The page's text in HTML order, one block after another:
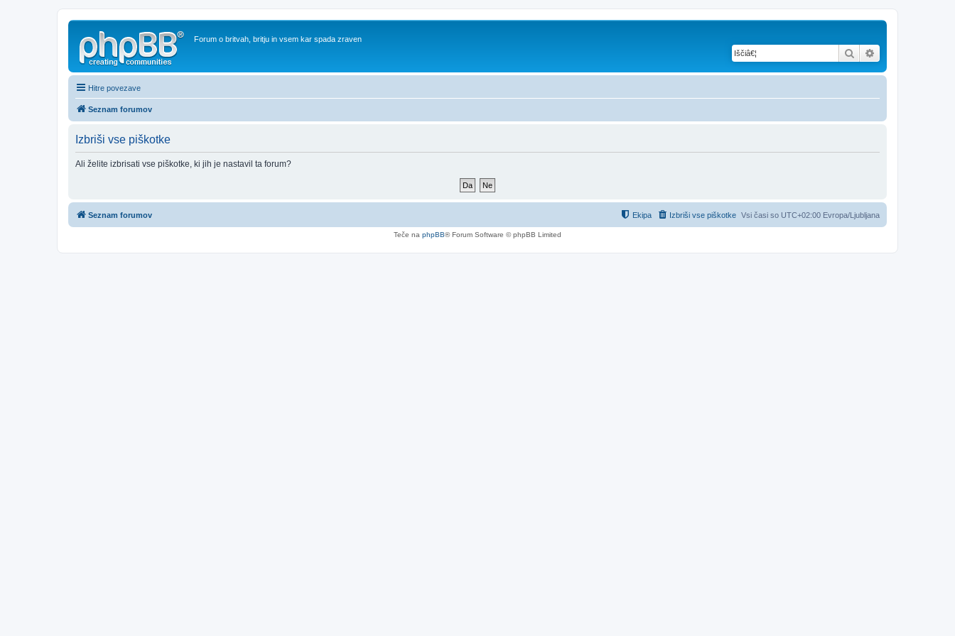
Forum o britvah, britju in vsem kar spada zraven
Iskanje
Hitre povezave
Seznam forumov
Izbriši vse piškotke
Ali želite izbrisati vse piškotke, ki jih je nastavil ta forum?
Seznam forumov Vsi časi so UTC+02:00 Evropa/Ljubljana
Izbriši vse piškotke
Ekipa
Teče na phpBB® Forum Software © phpBB Limited